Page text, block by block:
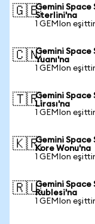
🇬🇧Gemini
Sterlini'na
1 GEMIon
🇨🇳Gemini
Yuanı'na
1 GEMIon
🇹🇷Gemini Space
Lirası'na
1 GEMIon eşittir
🇰🇷Gemini Space
Kore Wonu'na
1 GEMIon
🇷🇺Gemini Space
Rublesi'na
1 GEMIon